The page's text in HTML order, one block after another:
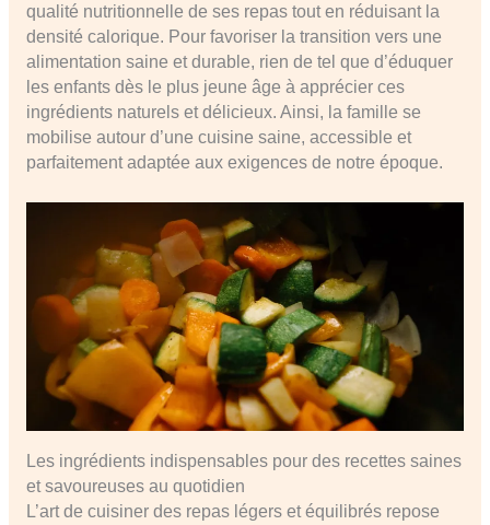
qualité nutritionnelle de ses repas tout en réduisant la
densité calorique. Pour favoriser la transition vers une
alimentation saine et durable, rien de tel que d’éduquer
les enfants dès le plus jeune âge à apprécier ces
ingrédients naturels et délicieux. Ainsi, la famille se
mobilise autour d’une cuisine saine, accessible et
parfaitement adaptée aux exigences de notre époque.
Les ingrédients indispensables pour des recettes saines
et savoureuses au quotidien
L’art de cuisiner des repas légers et équilibrés repose